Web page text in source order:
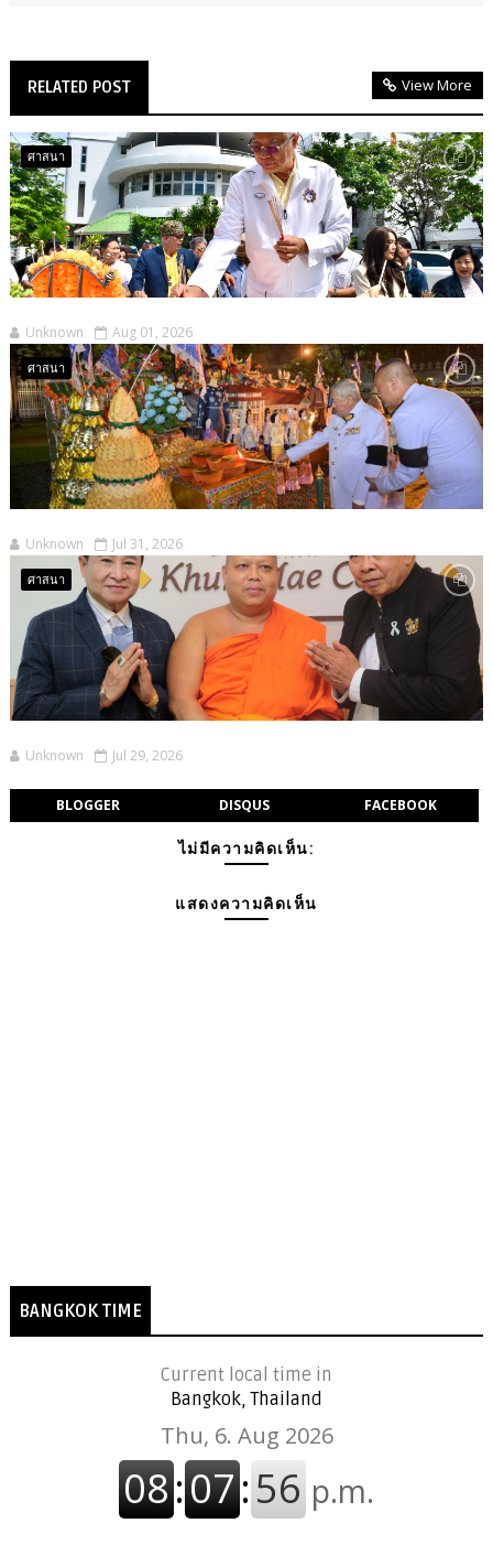
RELATED POST View More
ศาสนา
Unknown Aug 01, 2026
ศาสนา
Unknown Jul 31, 2026
ศาสนา
Unknown Jul 29, 2026
BLOGGER DISQUS FACEBOOK
ไม่มีความคิดเห็น:
แสดงความคิดเห็น
BANGKOK TIME
Current local time in
Bangkok, Thailand